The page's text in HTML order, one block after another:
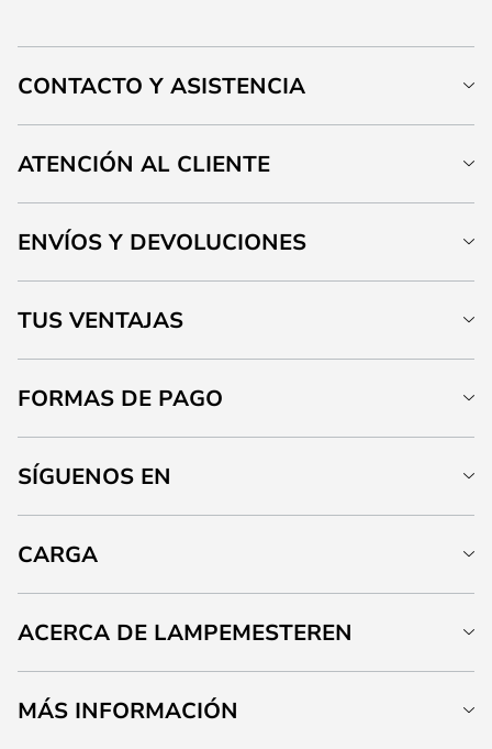
CONTACTO Y ASISTENCIA
ATENCIÓN AL CLIENTE
ENVÍOS Y DEVOLUCIONES
TUS VENTAJAS
FORMAS DE PAGO
SÍGUENOS EN
CARGA
ACERCA DE LAMPEMESTEREN
MÁS INFORMACIÓN